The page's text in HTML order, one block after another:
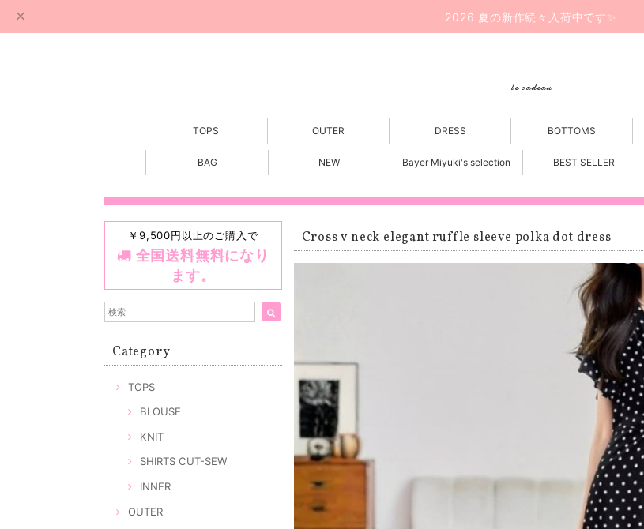
2026 夏の新作続々入荷中です✨
le cadeau
TOPS OUTER DRESS BOTTOMS
BAG NEW Bayer Miyuki's selection BEST SELLER
￥9,500円以上のご購入で
全国送料無料になり
ます。
Category
TOPS
BLOUSE
KNIT
SHIRTS CUT-SEW
INNER
OUTER
Cross v neck elegant ruffle sleeve polka dot dress